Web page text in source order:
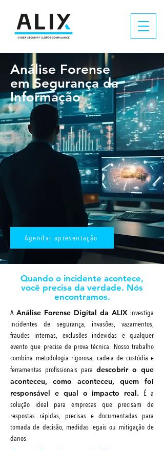
Análise Forense
em Segurança da
Informação
Agendar apresentação
Quando o incidente acontece,
você precisa da verdade. Nós
encontramos.
A Análise Forense Digital da ALIX investiga
incidentes de segurança, invasões, vazamentos,
fraudes internas, exclusões indevidas e qualquer
evento que precise de prova técnica. Nosso trabalho
combina metodologia rigorosa, cadeia de custódia e
ferramentas profissionais para descobrir o que
aconteceu, como aconteceu, quem foi
responsável e qual o impacto real. É a
solução ideal para empresas que precisam de
respostas rápidas, precisas e documentadas para
tomada de decisão, medidas legais ou mitigação de
danos.